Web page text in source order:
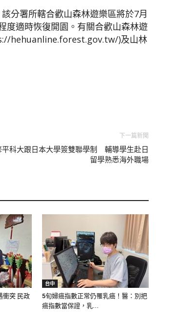
分署所轄合歡山森林遊樂區將於7月
度適時恢復開園。有關合歡山森林遊
hehuanline.forest.gov.tw/)及山林
下一篇新聞
平科大跟日本大學簽雙聯學制 輔導學生赴日
留學熟悉海外職場
衝突 民政
台中
5旬婦癌指數正常仍罹乳癌！醫：別把
癌指數當保證，乳...